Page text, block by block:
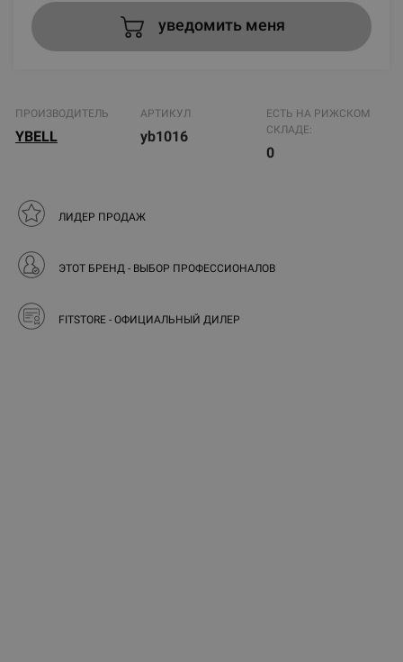
уведомить меня
ПРОИЗВОДИТЕЛЬ
YBELL
АРТИКУЛ
yb1016
ЕСТЬ НА РИЖСКОМ
СКЛАДЕ:
0
ЛИДЕР ПРОДАЖ
ЭТОТ БРЕНД - ВЫБОР ПРОФЕССИОНАЛОВ
FITSTORE - ОФИЦИАЛЬНЫЙ ДИЛЕР